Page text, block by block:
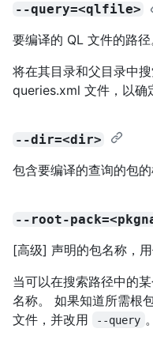
--query=<qlfile>
要编译的 QL 文件的路径
将在其目录和父目录中
queries.xml 文件，以确
--dir=<dir>
包含要编译的查询的包的
--root-
[高级] 声明的包名称，用
当可以在搜索路径中的
名称。 如果知道所需根
文件，并改用
--query 。